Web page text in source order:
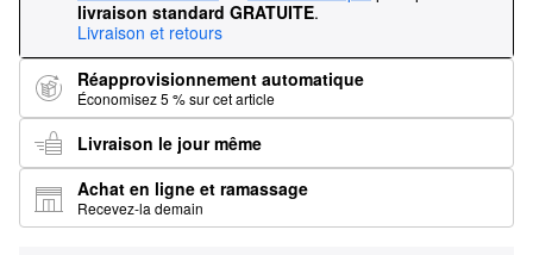
livraison standard GRATUITE.
Livraison et retours
Réapprovisionnement automatique
Économisez 5 % sur cet article
Livraison le jour même
Achat en ligne et ramassage
Recevez-la demain